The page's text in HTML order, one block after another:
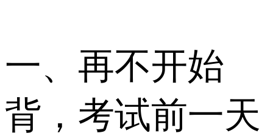
一、再不开始
背，考试前一天